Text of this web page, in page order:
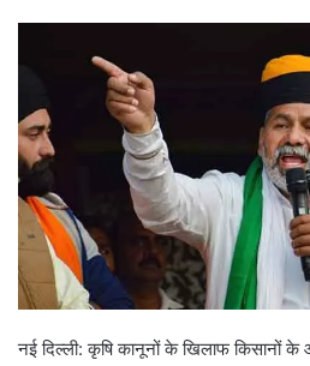
नई दिल्ली: कृषि कानूनों के खिलाफ किसानों